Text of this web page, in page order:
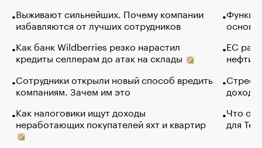
Выживают сильнейших. Почему компании
избавляются от лучших сотрудников
Как банк Wildberries резко нарастил
кредиты селлерам до атак на склады
Сотрудники открыли новый способ вредить
компаниям. Зачем им это
Как налоговики ищут доходы
неработающих покупателей яхт и квартир
основ
ЕС
нефти
Что
для